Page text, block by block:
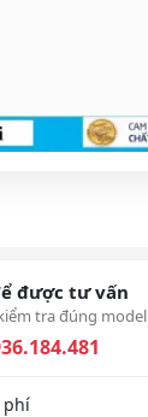
được tư vấn
tra đúng model